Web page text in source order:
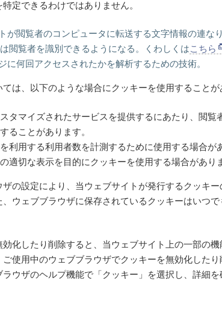
定できるわけではありません。
が閲覧者のコンピュータに転送する文字情報の連な
閲覧者を識別できるようになる。くわしくはこちら
に何回アクセスされたかを解析するための技術。
は、以下のような場合にクッキーを使用することが
タマイズされたサービスを提供するにあたり、閲覧
ることがあります。
利用する利用者数を計測するために使用する場合が
適切な表示を目的にクッキーを使用する場合があり
の設定により、当ウェブサイトが発行するクッキ
、ウェブブラウザに保存されているクッキーはいつ
化したり削除すると、当ウェブサイト上の一部の機
使用中のウェブブラウザでクッキーを無効化した
ウザのヘルプ機能で「クッキー」を選択し、詳細を